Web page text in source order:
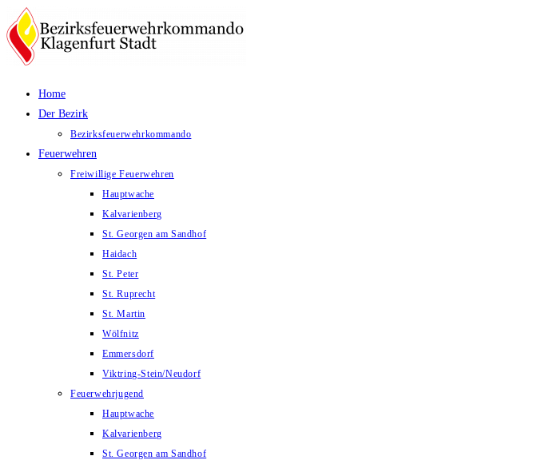
Zum
Inhalt
springen
Home
Der Bezirk
Bezirksfeuerwehrkommando
Feuerwehren
Freiwillige Feuerwehren
Hauptwache
Kalvarienberg
St. Georgen am Sandhof
Haidach
St. Peter
St. Ruprecht
St. Martin
Wölfnitz
Emmersdorf
Viktring-Stein/Neudorf
Feuerwehrjugend
Hauptwache
Kalvarienberg
St. Georgen am Sandhof